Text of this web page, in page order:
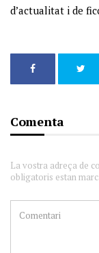
d’actualitat i de
Comenta
La vostra adreça de
obligatoris estan